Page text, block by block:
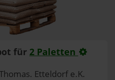
für 2 Paletten
Etteldorf e.K.